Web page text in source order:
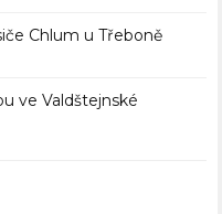
Chlum u Třeboně
ve Valdštejnské